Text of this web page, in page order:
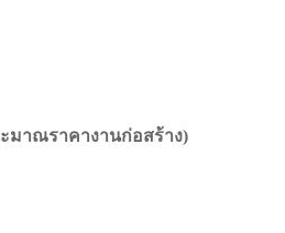
มาณราคางานก่อสร้าง)